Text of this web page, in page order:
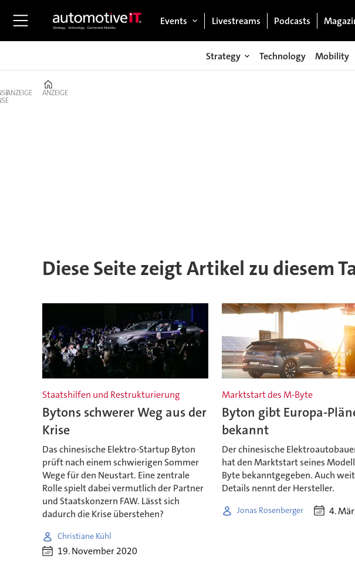
Events Livestreams Podcasts
Strategy Technology Mobility
ANZEIGE ANZEIGE
Diese Seite zeigt Artikel zu diesem
Staatshilfen und Restrukturierung
Bytons schwerer Weg aus der
Krise
Das chinesische Elektro-Startup Byton
prüft nach einem schwierigen Sommer
Wege für den Neustart. Eine zentrale
Rolle spielt dabei vermutlich der Partner
und Staatskonzern FAW. Lässt sich
dadurch die Krise überstehen?
Christiane Kühl
19. November 2020
Marktstart des M-Byte
Byton gibt Europa-
bekannt
Der chinesische
hat den Marktstart seines
Byte bekanntgegeben. Auch
Details nennt der Hersteller.
Jonas Rosenberger 4.